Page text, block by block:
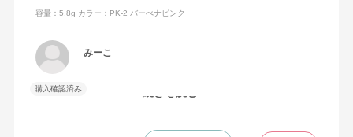
容量：5.8g カラー：PK-2 バーべナピンク
みーこ
購入確認済み